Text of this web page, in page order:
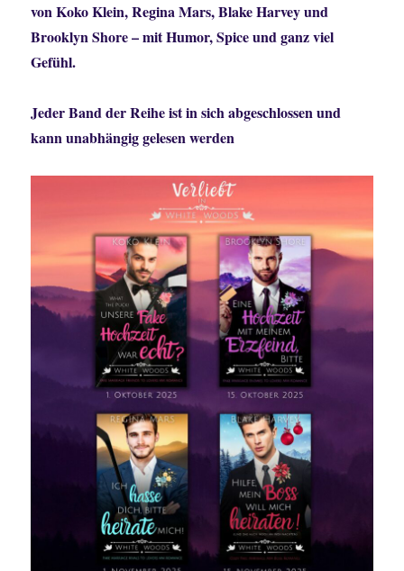
von Koko Klein, Regina Mars, Blake Harvey und
Brooklyn Shore – mit Humor, Spice und ganz viel
Gefühl.
Jeder Band der Reihe ist in sich abgeschlossen und
kann unabhängig gelesen werden